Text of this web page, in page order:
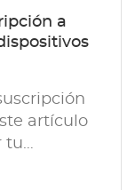
a
artículo
tu